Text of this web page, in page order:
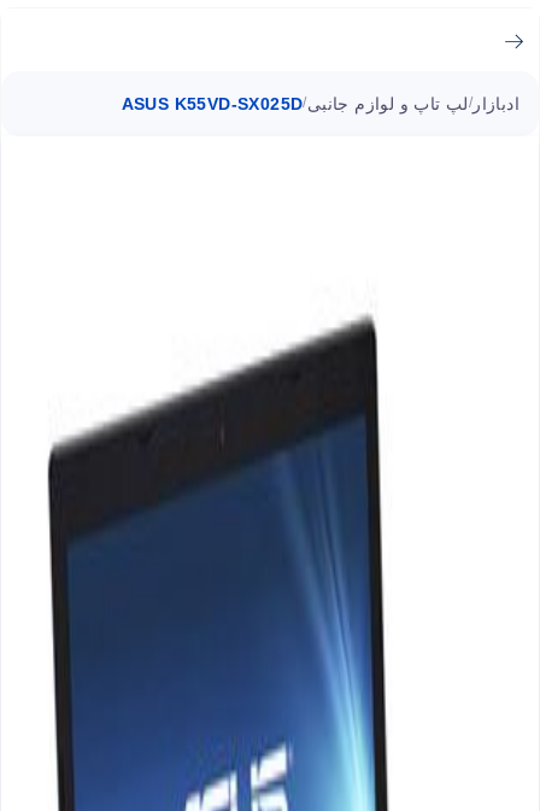
ادبازار /لپ تاپ و لوازم جانبی/
ASUS K55VD-SX025D